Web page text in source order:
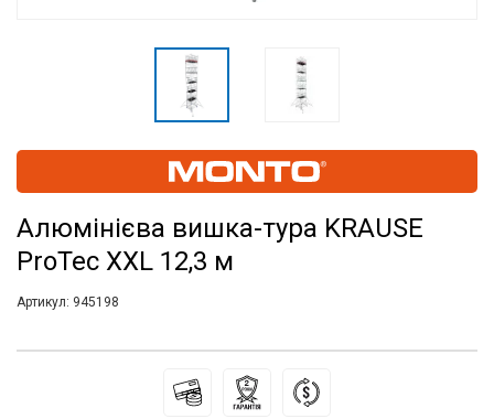
Алюмінієва вишка-тура KRAUSE
ProTec XXL 12,3 м
Артикул: 945198